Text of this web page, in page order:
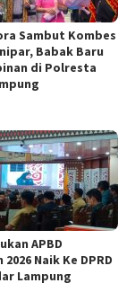
Sambut Kombes
Babak Baru
di Polresta
APBD
Naik Ke DPRD
Lampung